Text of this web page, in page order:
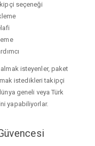
seçeneği
almak isteyenler, paket
istedikleri takipçi
geneli veya Türk
yapabiliyorlar.